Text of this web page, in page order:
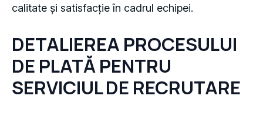
calitate și satisfacție în cadrul echipei.
DETALIEREA PROCESULUI
DE PLATĂ PENTRU
SERVICIUL DE RECRUTARE